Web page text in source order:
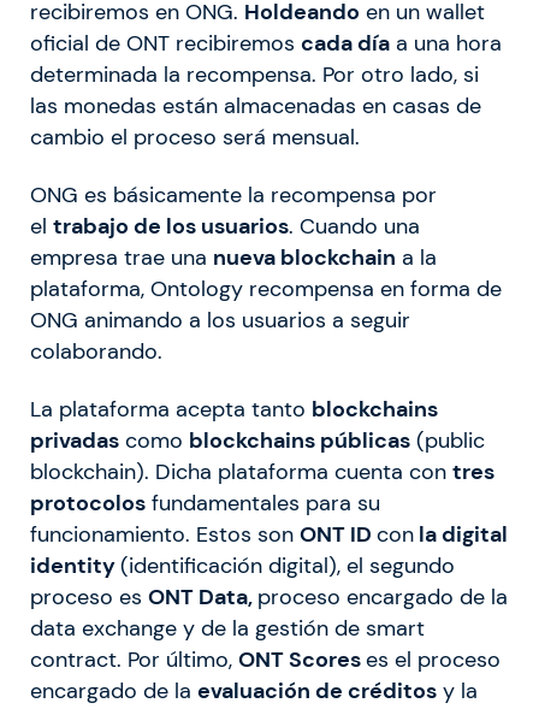
recibiremos en ONG. Holdeando en un wallet
oficial de ONT recibiremos cada día a una hora
determinada la recompensa. Por otro lado, si
las monedas están almacenadas en casas de
cambio el proceso será mensual.
ONG es básicamente la recompensa por
el trabajo de los usuarios. Cuando una
empresa trae una nueva blockchain a la
plataforma, Ontology recompensa en forma de
ONG animando a los usuarios a seguir
colaborando.
La plataforma acepta tanto blockchains
privadas como blockchains públicas (public
blockchain). Dicha plataforma cuenta con tres
protocolos fundamentales para su
funcionamiento. Estos son ONT ID con la digital
identity(identificación digital), el segundo
proceso es ONT Data, proceso encargado de la
data exchange y de la gestión de smart
contract. Por último, ONT Scoreses el proceso
encargado de la evaluación de créditos y la